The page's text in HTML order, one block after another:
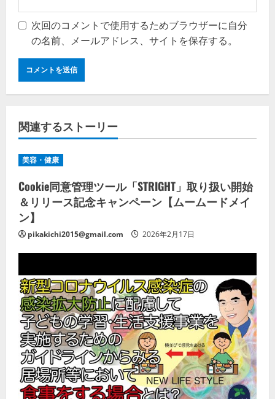
次回のコメントで使用するためブラウザーに自分
の名前、メールアドレス、サイトを保存する。
関連するストーリー
美容・健康
Cookie同意管理ツール「STRIGHT」取り扱い開始
＆リリース記念キャンペーン【ムームードメイ
ン】
pikakichi2015@gmail.com 2026年2月17日